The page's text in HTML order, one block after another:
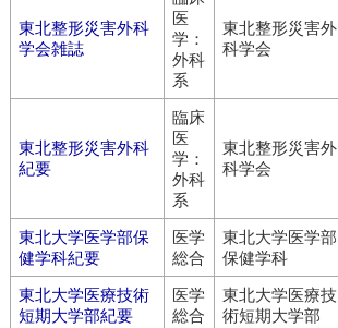
東北整形災害外科
学会雑誌
医
学：
外科
系
東北整形災害外
科学会
東北整形災害外科
紀要
臨床
医
学：
外科
系
東北整形災害外
科学会
東北大学医学部保
健学科紀要
医学
総合
東北大学医学部
保健学科
東北大学医療技術
短期大学部紀要
医学
総合
東北大学医療技
術短期大学部